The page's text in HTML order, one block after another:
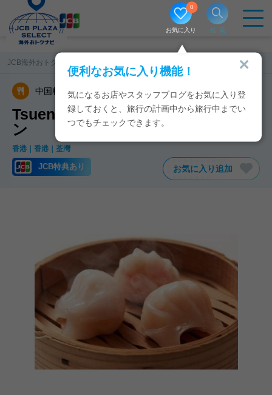
お気に入り
0
便利なお気に入り機能！
気になるお店やスタッフブログをお気に入り登
録しておくと、旅行の計画中から旅行中までい
つでもチェックできます。
検索
JCB海外おトクナビ
中国料理 広東料理
Tsuen Fu LouのJCB特典・クーポ
ン
香港 香港 荃灣
JCB特典あり お気に入り追加